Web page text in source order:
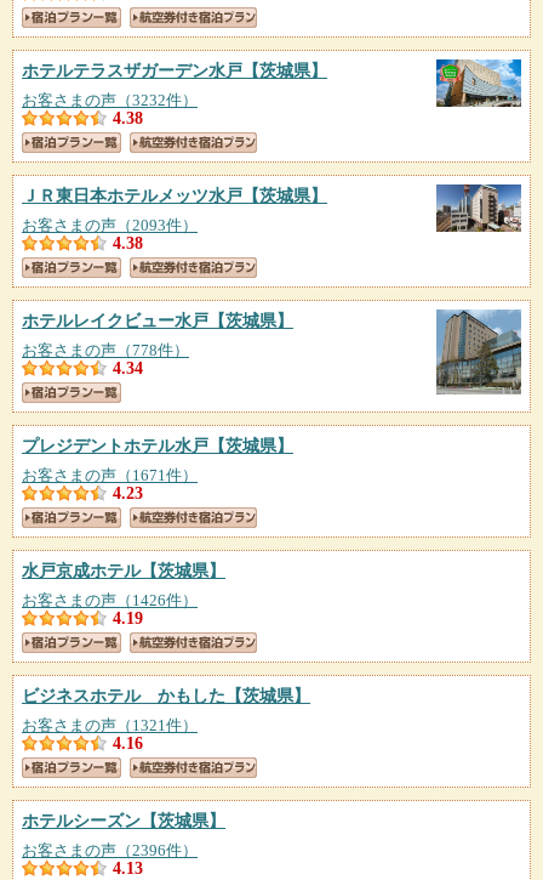
ホテルテラスザガーデン水戸 【茨城県】
お客さまの声（3232件）
4.38
ＪＲ東日本ホテルメッツ水戸 【茨城県】
お客さまの声（2093件）
4.38
ホテルレイクビュー水戸 【茨城県】
お客さまの声（778件）
4.34
プレジデントホテル水戸 【茨城県】
お客さまの声（1671件）
4.23
水戸京成ホテル【茨城県】
お客さまの声（1426件）
4.19
ビジネスホテル かもした 【茨城県】
お客さまの声（1321件）
4.16
ホテルシーズン 【茨城県】
お客さまの声（2396件）
4.13